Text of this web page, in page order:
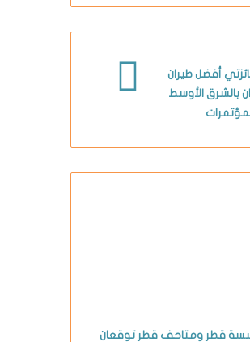
أفضل طيران
بالشرق الأوسط
قطر ومتاحف قطر توقعان